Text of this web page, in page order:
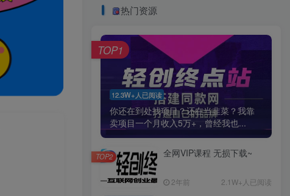
热门资源
12.3W+人已阅读
你还在到处找项目？还在当韭菜？我靠
卖项目一个月收入5万+，曾经我也...
TOP1
全网VIP课程 无损下载~
2年前 2.1W+人已阅读
TOP2